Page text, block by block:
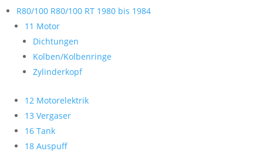
R80/100 R80/100 RT 1980 bis 1984
11 Motor
Dichtungen
Kolben/Kolbenringe
Zylinderkopf
12 Motorelektrik
13 Vergaser
16 Tank
18 Auspuff